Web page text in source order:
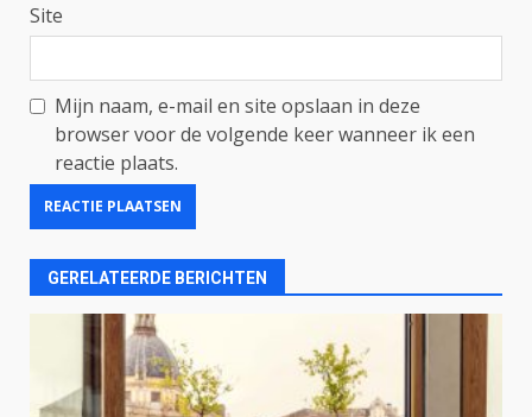
Site
Mijn naam, e-mail en site opslaan in deze
browser voor de volgende keer wanneer ik een
reactie plaats.
GERELATEERDE BERICHTEN